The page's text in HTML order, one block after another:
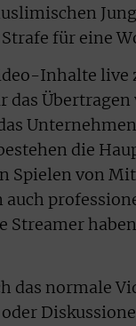
für eine
Inhalte live
das
die
Spielen von
Streamer
das normale